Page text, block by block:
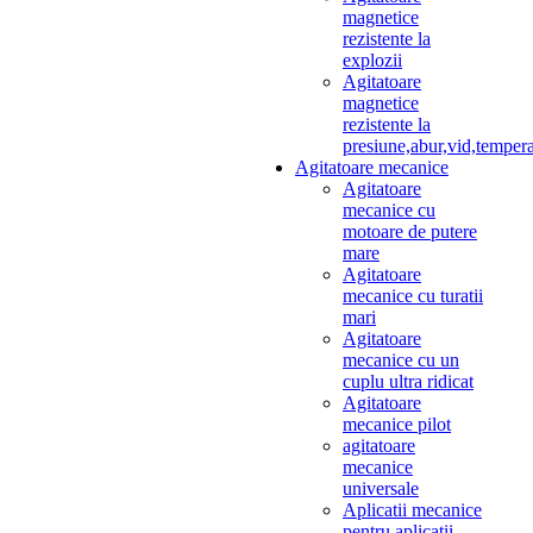
magnetice
rezistente la
explozii
Agitatoare
magnetice
rezistente la
Agitatoare mecanice
Agitatoare
mecanice cu
motoare de putere
mare
Agitatoare
mecanice cu turatii
mari
Agitatoare
mecanice cu un
cuplu ultra ridicat
Agitatoare
mecanice pilot
agitatoare
mecanice
universale
Aplicatii mecanice